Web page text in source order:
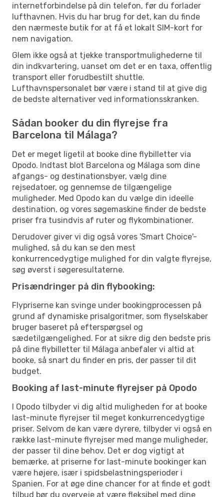
internetforbindelse på din telefon, før du forlader
lufthavnen. Hvis du har brug for det, kan du finde
den nærmeste butik for at få et lokalt SIM-kort for
nem navigation.
Glem ikke også at tjekke transportmulighederne til
din indkvartering, uanset om det er en taxa, offentlig
transport eller forudbestilt shuttle.
Lufthavnspersonalet bør være i stand til at give dig
de bedste alternativer ved informationsskranken.
Sådan booker du din flyrejse fra
Barcelona til Málaga?
Det er meget ligetil at booke dine flybilletter via
Opodo. Indtast blot Barcelona og Málaga som dine
afgangs- og destinationsbyer, vælg dine
rejsedatoer, og gennemse de tilgængelige
muligheder. Med Opodo kan du vælge din ideelle
destination, og vores søgemaskine finder de bedste
priser fra tusindvis af ruter og flykombinationer.
Derudover giver vi dig også vores 'Smart Choice'-
mulighed, så du kan se den mest
konkurrencedygtige mulighed for din valgte flyrejse,
søg øverst i søgeresultaterne.
Prisændringer på din flybooking:
Flypriserne kan svinge under bookingprocessen på
grund af dynamiske prisalgoritmer, som flyselskaber
bruger baseret på efterspørgsel og
sædetilgængelighed. For at sikre dig den bedste pris
på dine flybilletter til Málaga anbefaler vi altid at
booke, så snart du finder en pris, der passer til dit
budget.
Booking af last-minute flyrejser på Opodo
I Opodo tilbyder vi dig altid muligheden for at booke
last-minute flyrejser til meget konkurrencedygtige
priser. Selvom de kan være dyrere, tilbyder vi også en
række last-minute flyrejser med mange muligheder,
der passer til dine behov. Det er dog vigtigt at
bemærke, at priserne for last-minute bookinger kan
være højere, især i spidsbelastningsperioder i
Spanien. For at øge dine chancer for at finde et godt
tilbud bør du overveje at være fleksibel med dine